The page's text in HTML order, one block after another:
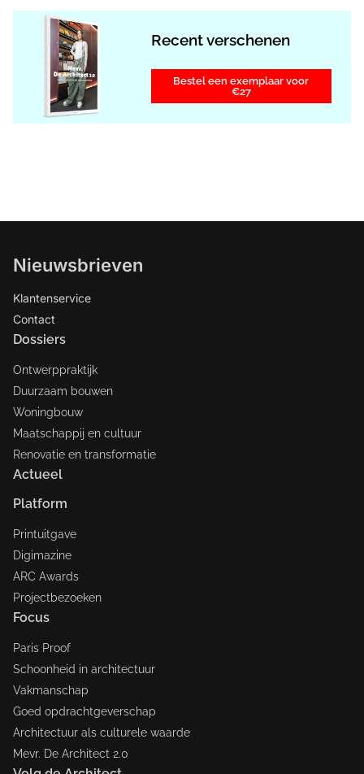
Recent verschenen
Bestel een exemplaar voor
€27
Nieuwsbrieven
Klantenservice
Contact
Dossiers
Ontwerppraktijk
Duurzaam bouwen
Woningbouw
Maatschappij en cultuur
Renovatie en transformatie
Actueel
Platform
Printuitgave
Digimazine
ARC Awards
Projectbezoeken
Focus
Paris Proof
Schoonheid in architectuur
Vakmanschap
Goed opdrachtgeverschap
Architectuur als culturele waarde
Mevr. De Architect 2.0